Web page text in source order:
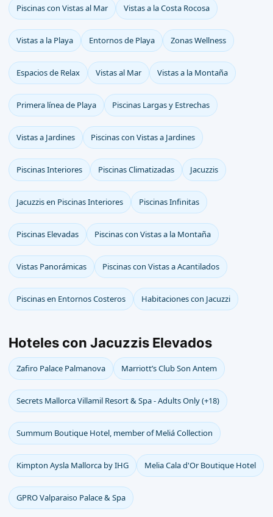
Piscinas con Vistas al Mar Vistas a la Costa Rocosa
Vistas a la Playa Entornos de Playa Zonas Wellness
Espacios de Relax Vistas al Mar Vistas a la Montaña
Primera línea de Playa Piscinas Largas y Estrechas
Vistas a Jardines Piscinas con Vistas a Jardines
Piscinas Interiores Piscinas Climatizadas Jacuzzis
Jacuzzis en Piscinas Interiores Piscinas Infinitas
Piscinas Elevadas Piscinas con Vistas a la Montaña
Vistas Panorámicas Piscinas con Vistas a Acantilados
Piscinas en Entornos Costeros Habitaciones con Jacuzzi
Hoteles con Jacuzzis Elevados
Zafiro Palace Palmanova Marriott’s Club Son Antem
Secrets Mallorca Villamil Resort & Spa - Adults Only (+18)
Summum Boutique Hotel, member of Meliá Collection
Kimpton Aysla Mallorca by IHG Melia Cala d'Or Boutique Hotel
GPRO Valparaiso Palace & Spa